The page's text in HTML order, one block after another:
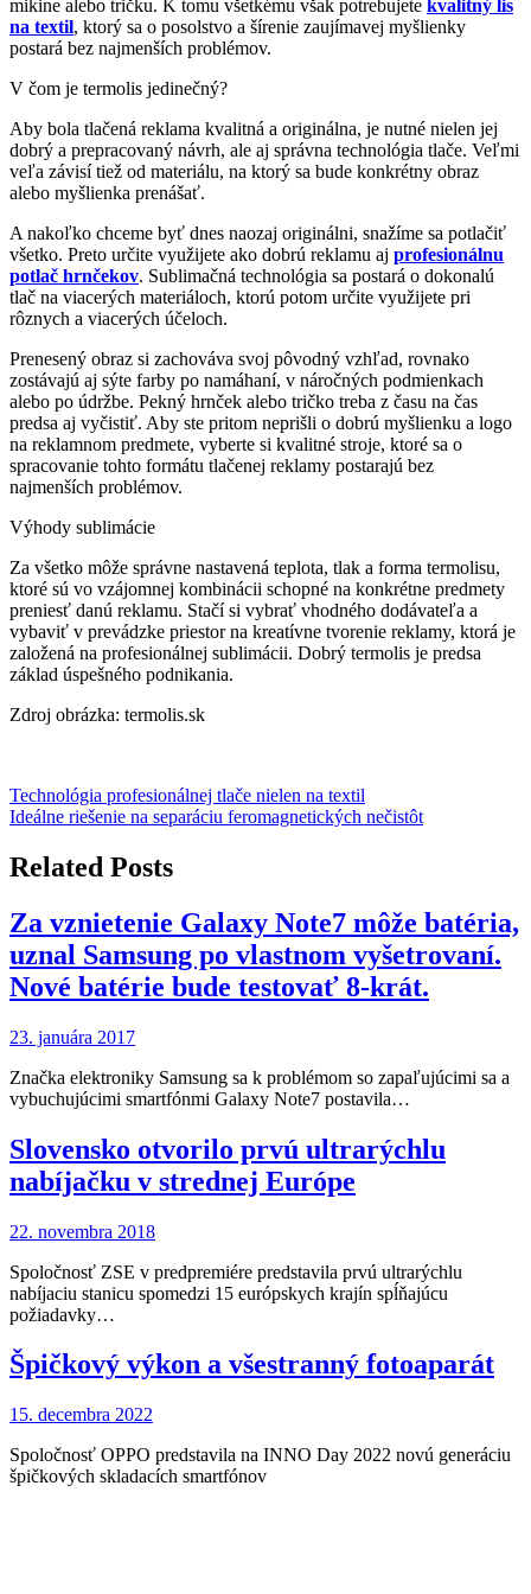
mikine alebo tričku. K tomu všetkému však potrebujete kvalitný lis
na textil, ktorý sa o posolstvo a šírenie zaujímavej myšlienky
postará bez najmenších problémov.
V čom je termolis jedinečný?
Aby bola tlačená reklama kvalitná a originálna, je nutné nielen jej
dobrý a prepracovaný návrh, ale aj správna technológia tlače. Veľmi
veľa závisí tiež od materiálu, na ktorý sa bude konkrétny obraz
alebo myšlienka prenášať.
A nakoľko chceme byť dnes naozaj originálni, snažíme sa potlačiť
všetko. Preto určite využijete ako dobrú reklamu aj profesionálnu
potlač hrnčekov. Sublimačná technológia sa postará o dokonalú
tlač na viacerých materiáloch, ktorú potom určite využijete pri
rôznych a viacerých účeloch.
Prenesený obraz si zachováva svoj pôvodný vzhľad, rovnako
zostávajú aj sýte farby po namáhaní, v náročných podmienkach
alebo po údržbe. Pekný hrnček alebo tričko treba z času na čas
predsa aj vyčistiť. Aby ste pritom neprišli o dobrú myšlienku a logo
na reklamnom predmete, vyberte si kvalitné stroje, ktoré sa o
spracovanie tohto formátu tlačenej reklamy postarajú bez
najmenších problémov.
Výhody sublimácie
Za všetko môže správne nastavená teplota, tlak a forma termolisu,
ktoré sú vo vzájomnej kombinácii schopné na konkrétne predmety
preniesť danú reklamu. Stačí si vybrať vhodného dodávateľa a
vybaviť v prevádzke priestor na kreatívne tvorenie reklamy, ktorá je
založená na profesionálnej sublimácii. Dobrý termolis je predsa
základ úspešného podnikania.
Zdroj obrázka: termolis.sk
Navigácia
v
článku
Technológia profesionálnej tlače nielen na textil
Ideálne riešenie na separáciu feromagnetických nečistôt
Related Posts
Za vznietenie Galaxy Note7 môže batéria,
uznal Samsung po vlastnom vyšetrovaní.
Nové batérie bude testovať 8-krát.
23. januára 2017
Značka elektroniky Samsung sa k problémom so zapaľujúcimi sa a
vybuchujúcimi smartfónmi Galaxy Note7 postavila…
Slovensko otvorilo prvú ultrarýchlu
nabíjačku v strednej Európe
22. novembra 2018
Spoločnosť ZSE v predpremiére predstavila prvú ultrarýchlu
nabíjaciu stanicu spomedzi 15 európskych krajín spĺňajúcu
požiadavky…
Špičkový výkon a všestranný fotoaparát
15. decembra 2022
Spoločnosť OPPO predstavila na INNO Day 2022 novú generáciu
špičkových skladacích smartfónov